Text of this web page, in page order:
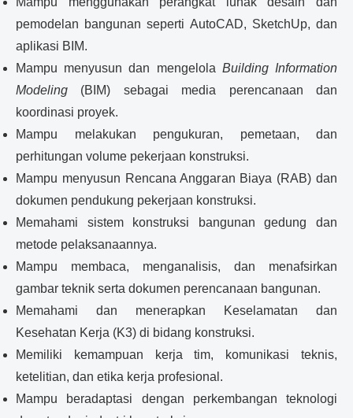
pemodelan bangunan seperti AutoCAD, SketchUp, dan
aplikasi BIM.
Mampu menyusun dan mengelola Building Information
Modeling (BIM) sebagai media perencanaan dan
koordinasi proyek.
Mampu melakukan pengukuran, pemetaan, dan
perhitungan volume pekerjaan konstruksi.
Mampu menyusun Rencana Anggaran Biaya (RAB) dan
dokumen pendukung pekerjaan konstruksi.
Memahami sistem konstruksi bangunan gedung dan
metode pelaksanaannya.
Mampu membaca, menganalisis, dan menafsirkan
gambar teknik serta dokumen perencanaan bangunan.
Memahami dan menerapkan Keselamatan dan
Kesehatan Kerja (K3) di bidang konstruksi.
Memiliki kemampuan kerja tim, komunikasi teknis,
ketelitian, dan etika kerja profesional.
Mampu beradaptasi dengan perkembangan teknologi